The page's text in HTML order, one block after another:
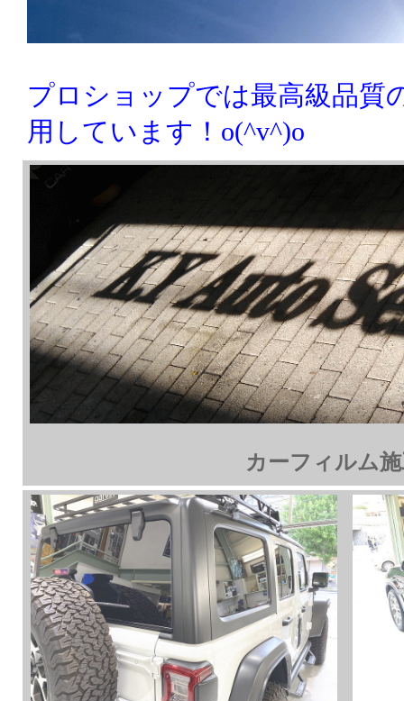
プロショップでは最高級品質
用しています！o(^v^)o
カーフィルム